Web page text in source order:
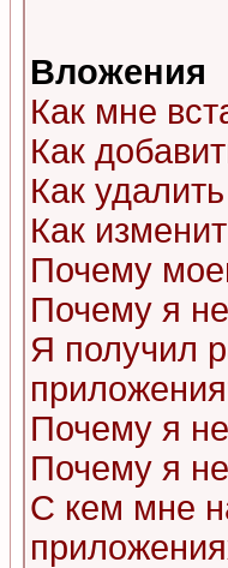
Вложения
Как мне
Как
Как
Как
Почему
Почему я
Я получил
Почему я
Почему я
С кем мне